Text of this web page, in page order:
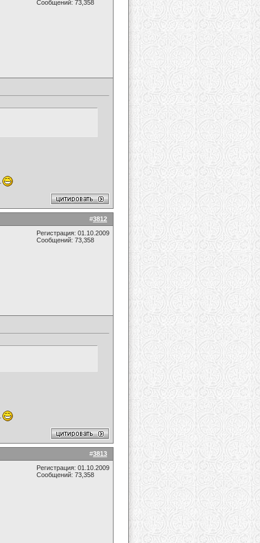
Сообщений: 73,358
#3812
Регистрация: 01.10.2009
Сообщений: 73,358
#3813
Регистрация: 01.10.2009
Сообщений: 73,358